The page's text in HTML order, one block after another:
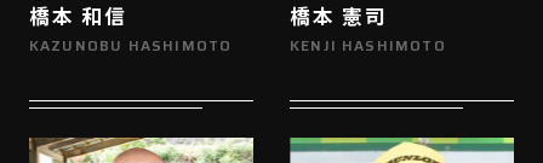
橋本 和信
KAZUNOBU HASHIMOTO
橋本 憲司
KENJI HASHIMOTO